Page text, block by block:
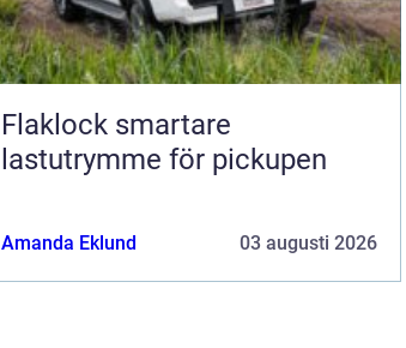
Flaklock smartare
lastutrymme för pickupen
Amanda Eklund 03 augusti 2026